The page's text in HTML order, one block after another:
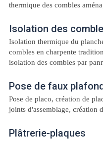
thermique des combles
Isolation des
Isolation thermique du
combles en charpente
isolation des combles par
Pose de faux
Pose de placo, création de
joints d'assemblage, création
Plâtrerie-plaques